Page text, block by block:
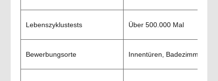
Lebenszyklustests Über 500.000 Mal
Bewerbungsorte Innentüren, Badezimmertür,